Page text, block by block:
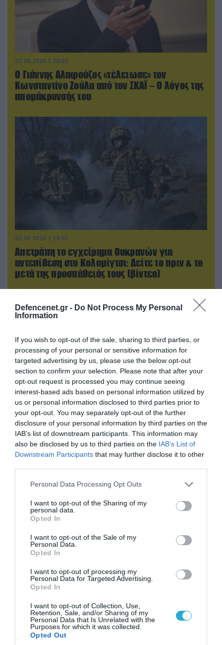
Defencenet.gr - Do Not Process My Personal
Information
If you wish to opt-out of the sale, sharing to third parties, or
processing of your personal or sensitive information for
targeted advertising by us, please use the below opt-out
section to confirm your selection. Please note that after your
opt-out request is processed you may continue seeing
interest-based ads based on personal information utilized by
us or personal information disclosed to third parties prior to
your opt-out. You may separately opt-out of the further
disclosure of your personal information by third parties on the
IAB’s list of downstream participants. This information may
also be disclosed by us to third parties on the IAB’s List of
Downstream Participants that may further disclose it to other
Please note that this website/app uses one or more Google
not limited to your visit or usage behaviour. You may click to
grant or deny consent to Google and its third-party tags to
use your data for below specified purposes in below Google
consent section.
Personal Data Processing Opt Outs
I want to opt-out of the Sharing of my
personal data.
Opted In
I want to opt-out of the Sale of my
Personal Data.
Opted In
I want to opt-out of processing my
Personal Data for Targeted Advertising.
Opted In
I want to opt-out of Collection, Use,
Retention, Sale, and/or Sharing of my
Personal Data that Is Unrelated with the
Purposes for which it was collected.
Opted Out
07.08.2026 | 20:02
Ο Γιάννης Αλαφούζος «τέλειωσε» τον
Κωνσταντίνο Ζούλα από τον ΣΚΑΪ – Ο λόγος της
απομάκρυνσής του
07.08.2026 | 19:02
Απετράπη το εγχείρημα Ουκρανών για
αντεπίθεση στο Κολομίγτσι: Δείτε το πριν & το
μετά της προσπάθειάς τους (βίντεο)
08.08.2026 | 14:02
«Φώτισε» το Κίεβο μετά από χτύπημα με
υπερηχητικό 3M22 Zircon: Σοκαρισμένος
Ουκρανός κατέγραψε τη στιγμή (βίντεο)
08.08.2026 | 09:02
«Η απόλυτη τραγωδία»: Η «αιχμηρή» ανάρτηση